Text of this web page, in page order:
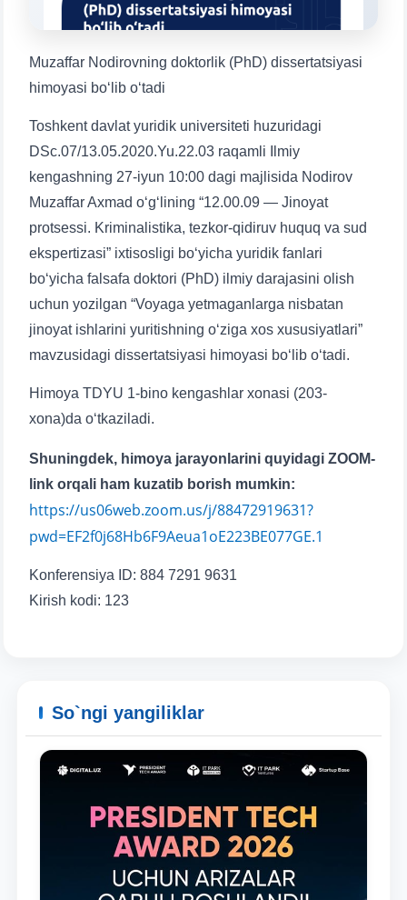
yuborish
Muzaffar Nodirovning doktorlik (PhD) dissertatsiyasi
himoyasi bo‘lib o‘tadi
Toshkent davlat yuridik universiteti huzuridagi
DSc.07/13.05.2020.Yu.22.03 raqamli Ilmiy
kengashning 27-iyun 10:00 dagi majlisida Nodirov
Muzaffar Axmad o‘g‘lining “12.00.09 — Jinoyat
protsessi. Kriminalistika, tezkor-qidiruv huquq va sud
ekspertizasi” ixtisosligi bo‘yicha yuridik fanlari
bo‘yicha falsafa doktori (PhD) ilmiy darajasini olish
uchun yozilgan “Voyaga yetmaganlarga nisbatan
jinoyat ishlarini yuritishning o‘ziga xos xususiyatlari”
mavzusidagi dissertatsiyasi himoyasi bo‘lib o‘tadi.
Himoya TDYU 1-bino kengashlar xonasi (203-
xona)da o‘tkaziladi.
Shuningdek, himoya jarayonlarini quyidagi ZOOM-
link orqali ham kuzatib borish mumkin:
https://us06web.zoom.us/j/88472919631?
pwd=EF2f0j68Hb6F9Aeua1oE223BE077GE.1
Konferensiya ID: 884 7291 9631
Kirish kodi: 123
So`ngi yangiliklar
1. Hujjatlar (bakalavr) (5)